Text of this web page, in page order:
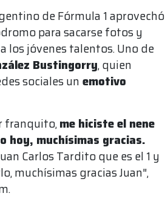
de Fórmula 1 aprovechó
para sacarse fotos y
los jóvenes talentos. Uno de
Bustingorry, quien
sociales un emotivo
franquito,me hiciste el nene
hoy, muchísimas gracias.
Carlos Tardito que es el 1 y
muchísimas gracias Juan",